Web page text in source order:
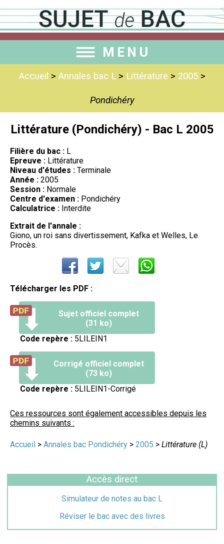
MENU
Accueil > Annales bac L> Littérature > 2005>
Pondichéry
Littérature (Pondichéry) - Bac L 2005
Filière du bac : L
Epreuve : Littérature
Niveau d'études : Terminale
Année : 2005
Session : Normale
Centre d'examen : Pondichéry
Calculatrice : Interdite
Extrait de l'annale :
Giono, un roi sans divertissement, Kafka et Welles, Le
Procès.
Télécharger les PDF :
Sujet officiel complet
(31 ko)
Code repère : 5LILEIN1
Corrigé officiel complet
(73 ko)
Code repère : 5LILEIN1-Corrigé
Ces ressources sont également accessibles depuis les
chemins suivants :
Accueil > Annales bac Pondichéry > 2005 > Littérature (L)
Accès direct
Simulateur de notes au bac L
Réviser le bac avec des livres